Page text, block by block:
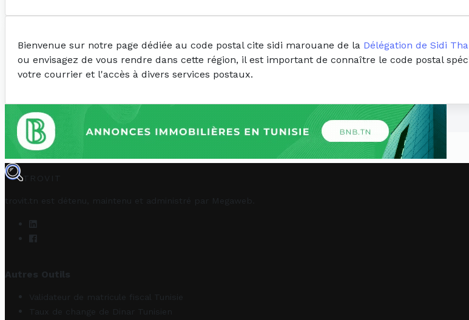
Bienvenue sur notre page dédiée au code postal cite sidi marouane de la Délégation de Sidi
ou envisagez de vous rendre dans cette région, il est important de connaître le code postal
votre courrier et l'accès à divers services postaux.
TROVIT
trovit.tn est détenu, maintenu et administré par Megaweb
Autres Outils
Validateur de matricule fiscal Tunisie
Taux de change de Dinar Tunisien